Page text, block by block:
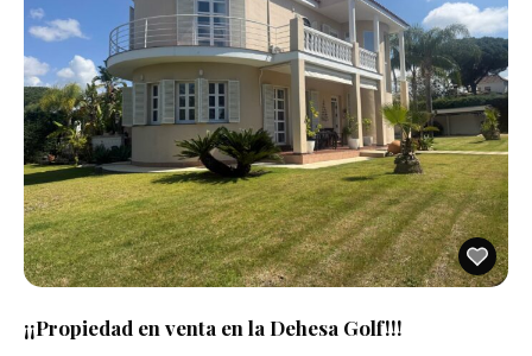
¡¡Propiedad en venta en la Dehesa Golf!!!